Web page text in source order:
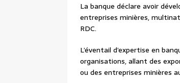
La banque déclare avoir
entreprises minières,
RDC.
L’éventail d’expertise en
organisations, allant des
ou des entreprises minières